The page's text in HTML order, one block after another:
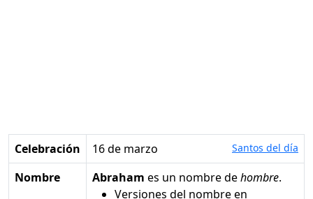
Celebración 16 de marzo Santos del día
Nombre Abraham es un nombre dehombre.
Versiones del nombre en